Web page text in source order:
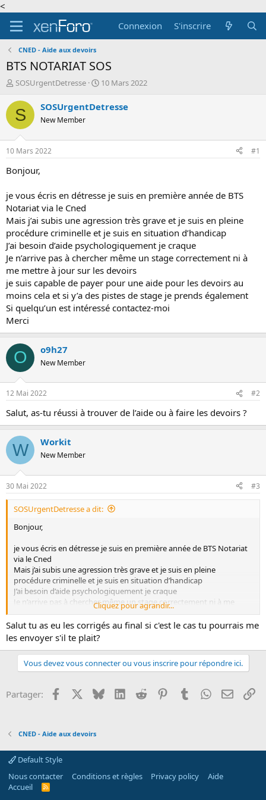
<
Connexion
S'inscrire
CNED - Aide aux devoirs
BTS NOTARIAT SOS
A
t
e
r
d
e
l
i
s
c
u
s
i
o
n
SOSUrgentDetresse
D
t
é
10 Mars 2022
S SOSUrgentDetresse
New Member
10 Mars 2022 #1
Bonjour,
je vous écris en détresse je suis en première année de BTS
Notariat via le Cned
Mais j’ai subis une agression très grave et je suis en pleine
procédure criminelle et je suis en situation d’handicap
J’ai besoin d’aide psychologiquement je craque
Je n’arrive pas à chercher même un stage correctement ni à
me mettre à jour sur les devoirs
je suis capable de payer pour une aide pour les devoirs au
moins cela et si y’a des pistes de stage je prends également
Si quelqu’un est intéressé contactez-moi
Merci
O o9h27
New Member
12 Mai 2022 #2
Salut, as-tu réussi à trouver de l’aide ou à faire les devoirs ?
W Workit
New Member
30 Mai 2022 #3
SOSUrgentDetresse a dit:
Bonjour,
je vous écris en détresse je suis en première année de BTS Notariat
via le Cned
Mais j’ai subis une agression très grave et je suis en pleine
procédure criminelle et je suis en situation d’handicap
J’ai besoin d’aide psychologiquement je craque
Je n’arrive pas à chercher même un stage correctement ni à me
mettre à jour sur les devoirs
je suis capable de payer pour une aide pour les devoirs au moins
cela et si y’a des pistes de stage je prends également
Si quelqu’un est intéressé contactez-moi
Merci
Cliquez pour agrandir...
Salut tu as eu les corrigés au final si c'est le cas tu pourrais me
les envoyer s'il te plait?
Vous devez vous connecter ou vous inscrire pour répondre ici.
Partager: Facebook BlueskyLinkedInReddit PinterestTumblrWhatsApp
Email
CNED - Aide aux devoirs
Default Style
Nous contacter
Conditions et règles Privacy policy
Aide
Accueil
R